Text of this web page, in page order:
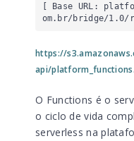
[ Base URL:
om.br/bridge/1.0/
https://
api/
O Functions é o
o ciclo de vida
serverless na